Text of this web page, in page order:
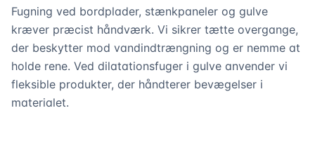
Fugning ved bordplader, stænkpaneler og gulve
kræver præcist håndværk. Vi sikrer tætte overgange,
der beskytter mod vandindtrængning og er nemme at
holde rene. Ved dilatationsfuger i gulve anvender vi
fleksible produkter, der håndterer bevægelser i
materialet.